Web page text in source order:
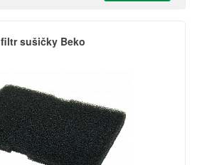
filtr sušičky Beko